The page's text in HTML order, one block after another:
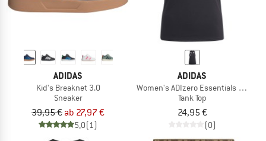
ADIDAS
Kid's Breaknet 3.0
Sneaker
39,95 € ab 27,97 €
5,0(1)
ADIDAS
Women's ADIzero Essentials
Tank Top
24,95 €
(0)